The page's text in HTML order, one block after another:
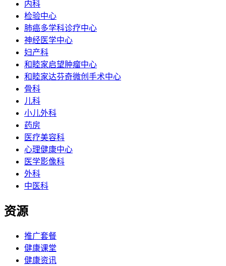
内科
检验中心
肺癌多学科诊疗中心
神经医学中心
妇产科
和睦家启望肿瘤中心
和睦家达芬奇微创手术中心
骨科
儿科
小儿外科
药房
医疗美容科
心理健康中心
医学影像科
外科
中医科
资源
推广套餐
健康课堂
健康资讯